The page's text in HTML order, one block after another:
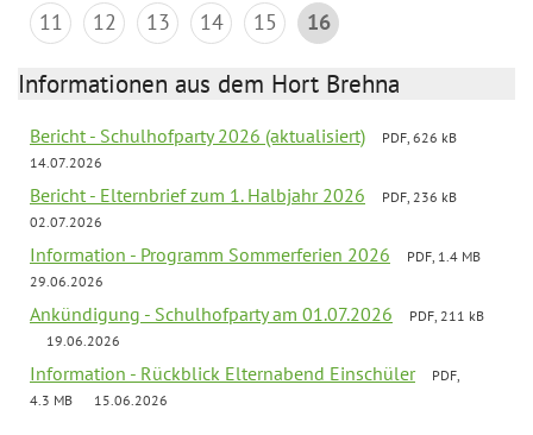
11
12 13 14 15 16
Informationen aus dem Hort Brehna
Bericht - Schulhofparty 2026 (aktualisiert)
PDF, 626 kB
14.07.2026
Bericht - Elternbrief zum 1. Halbjahr 2026
PDF, 236 kB
02.07.2026
Information - Programm Sommerferien 2026
PDF, 1.4 MB
29.06.2026
Ankündigung - Schulhofparty am 01.07.2026
PDF, 211 kB
19.06.2026
Information - Rückblick Elternabend Einschüler
PDF,
4.3 MB
15.06.2026